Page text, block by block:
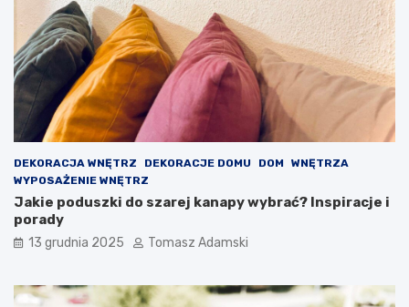
DEKORACJA WNĘTRZ DEKORACJE DOMU DOM
WNĘTRZA
WYPOSAŻENIE WNĘTRZ
Jakie poduszki do szarej kanapy wybrać? Inspiracje i
porady
13 grudnia 2025 Tomasz Adamski